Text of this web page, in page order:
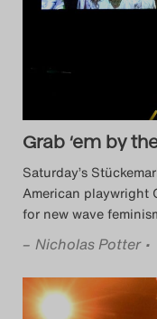
Grab ‘em by
Saturday’s
American playwright
for new wave
– Nicholas Potter